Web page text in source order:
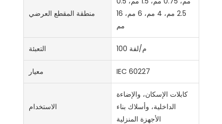
منطقة المقطع العرضي
2.5 مم، 4 مم، 6 مم، 16
مم
التعبئة 100 م/لفة
معيار IEC 60227
الاستخدام
كابلات الإسكان، والإضاءة
الداخلية، وأسلاك بناء
الأجهزة المنزلية